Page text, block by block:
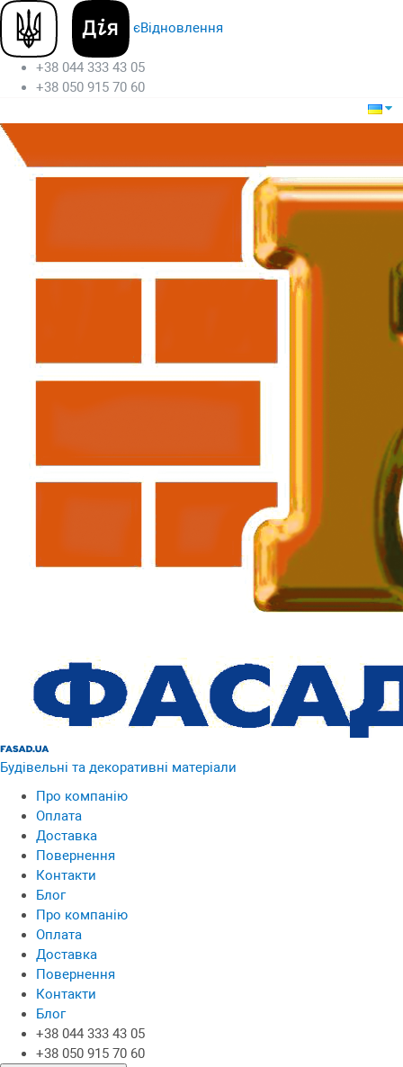
єВідновлення
+38 044 333 43 05
+38 050 915 70 60
Будівельні та декоративні матеріали
Про компанію
Оплата
Доставка
Повернення
Контакти
Блог
Про компанію
Оплата
Доставка
Повернення
Контакти
Блог
+38 044 333 43 05
+38 050 915 70 60